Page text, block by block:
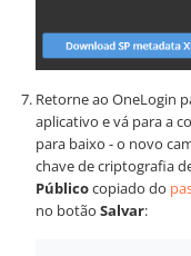
Retorne ao OneLogin
aplicativo e vá para a
para baixo - o novo
chave de criptografia
Públicocopiado do
no botão Salvar: